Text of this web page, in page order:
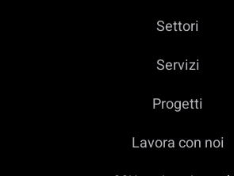
Settori
Servizi
Progetti
Lavora con noi